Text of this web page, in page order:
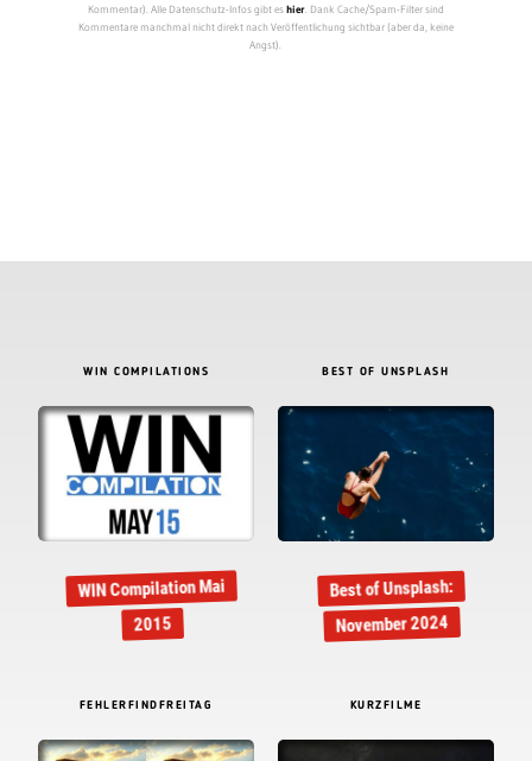
Kommentar). Alle Datenschutz-Infos gibt eshier. Dank Cache/Spam-Filter sind
Kommentare manchmal nicht direkt nach Veröffentlichung sichtbar (aber da, keine
Angst).
WIN COMPILATIONS
WIN Compilation Mai
2015
BEST OF UNSPLASH
Best of Unsplash:
November 2024
FEHLERFINDFREITAG KURZFILME